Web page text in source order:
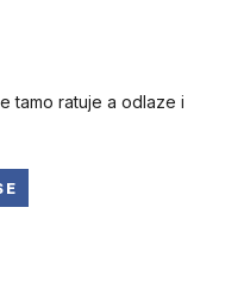
tamo ratuje a odlaze i